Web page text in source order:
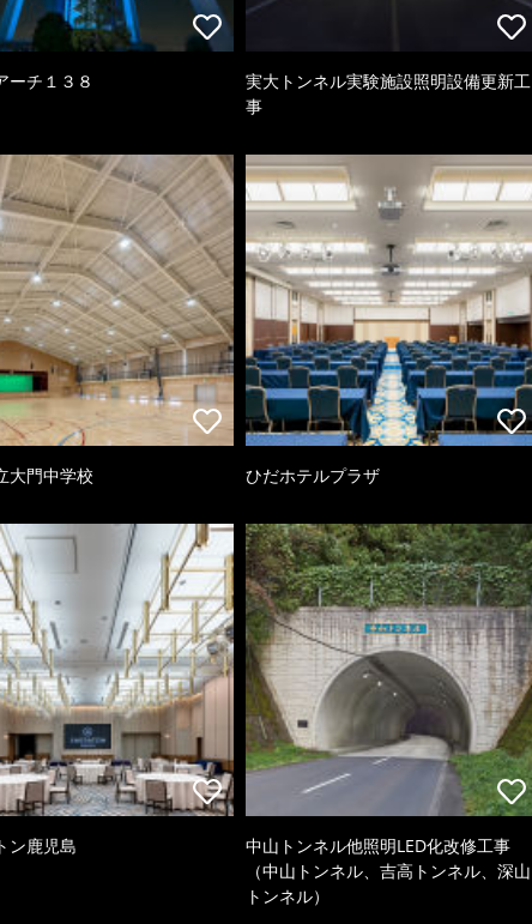
ーチ１３８
実大トンネル実験施設照明設備更新工
事
大門中学校 ひだホテルプラザ
ン鹿児島
中山トンネル他照明LED化改修工事
（中山トンネル、吉高トンネル、深山
トンネル）